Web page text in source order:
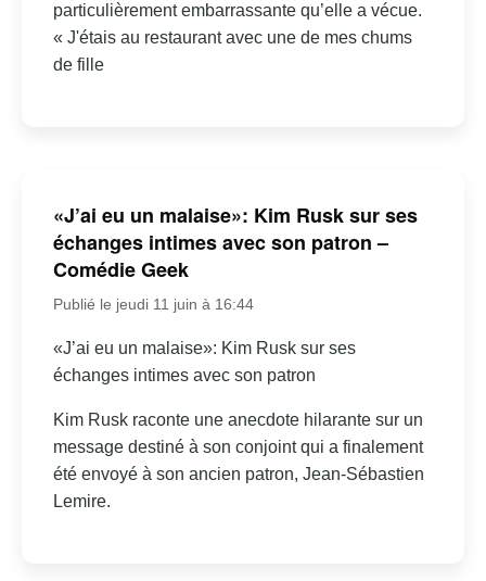
particulièrement embarrassante qu’elle a vécue.
« J'étais au restaurant avec une de mes chums
de fille
«J’ai eu un malaise»: Kim Rusk sur ses
échanges intimes avec son patron –
Comédie Geek
Publié le jeudi 11 juin à 16:44
«J’ai eu un malaise»: Kim Rusk sur ses
échanges intimes avec son patron
Kim Rusk raconte une anecdote hilarante sur un
message destiné à son conjoint qui a finalement
été envoyé à son ancien patron, Jean-Sébastien
Lemire.